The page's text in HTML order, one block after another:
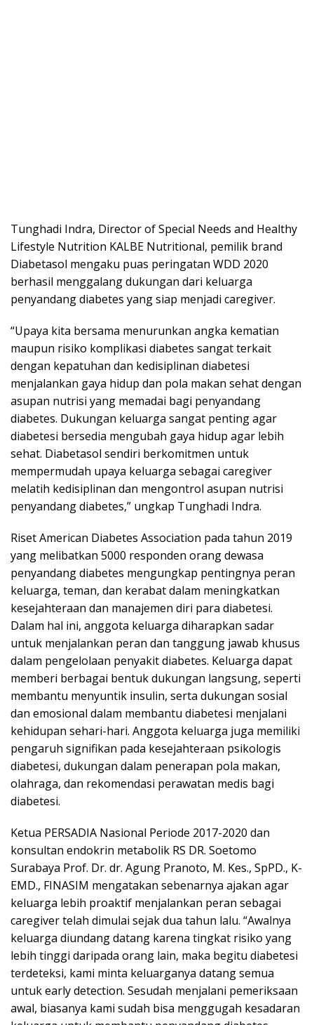
Tunghadi Indra, Director of Special Needs and Healthy
Lifestyle Nutrition KALBE Nutritional, pemilik brand
Diabetasol mengaku puas peringatan WDD 2020
berhasil menggalang dukungan dari keluarga
penyandang diabetes yang siap menjadi caregiver.
“Upaya kita bersama menurunkan angka kematian
maupun risiko komplikasi diabetes sangat terkait
dengan kepatuhan dan kedisiplinan diabetesi
menjalankan gaya hidup dan pola makan sehat dengan
asupan nutrisi yang memadai bagi penyandang
diabetes. Dukungan keluarga sangat penting agar
diabetesi bersedia mengubah gaya hidup agar lebih
sehat. Diabetasol sendiri berkomitmen untuk
mempermudah upaya keluarga sebagai caregiver
melatih kedisiplinan dan mengontrol asupan nutrisi
penyandang diabetes,” ungkap Tunghadi Indra.
Riset American Diabetes Association pada tahun 2019
yang melibatkan 5000 responden orang dewasa
penyandang diabetes mengungkap pentingnya peran
keluarga, teman, dan kerabat dalam meningkatkan
kesejahteraan dan manajemen diri para diabetesi.
Dalam hal ini, anggota keluarga diharapkan sadar
untuk menjalankan peran dan tanggung jawab khusus
dalam pengelolaan penyakit diabetes. Keluarga dapat
memberi berbagai bentuk dukungan langsung, seperti
membantu menyuntik insulin, serta dukungan sosial
dan emosional dalam membantu diabetesi menjalani
kehidupan sehari-hari. Anggota keluarga juga memiliki
pengaruh signifikan pada kesejahteraan psikologis
diabetesi, dukungan dalam penerapan pola makan,
olahraga, dan rekomendasi perawatan medis bagi
diabetesi.
Ketua PERSADIA Nasional Periode 2017-2020 dan
konsultan endokrin metabolik RS DR. Soetomo
Surabaya Prof. Dr. dr. Agung Pranoto, M. Kes., SpPD., K-
EMD., FINASIM mengatakan sebenarnya ajakan agar
keluarga lebih proaktif menjalankan peran sebagai
caregiver telah dimulai sejak dua tahun lalu. “Awalnya
keluarga diundang datang karena tingkat risiko yang
lebih tinggi daripada orang lain, maka begitu diabetesi
terdeteksi, kami minta keluarganya datang semua
untuk early detection. Sesudah menjalani pemeriksaan
awal, biasanya kami sudah bisa menggugah kesadaran